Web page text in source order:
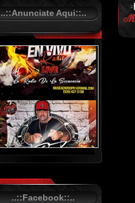
..::Anunciate Aqui::..
..::Facebook::..